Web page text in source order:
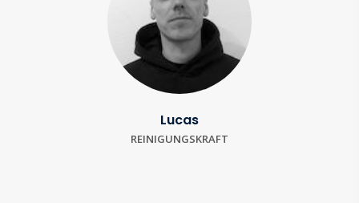
Lucas
REINIGUNGSKRAFT